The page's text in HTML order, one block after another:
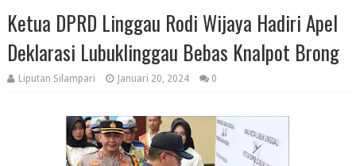
Ketua DPRD Linggau Rodi Wijaya Hadiri Apel
Deklarasi Lubuklinggau Bebas Knalpot Brong
Liputan Silampari Januari 20, 2024 0